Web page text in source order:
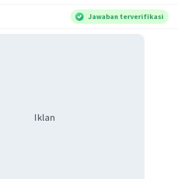
Jawaban terverifikasi
Iklan